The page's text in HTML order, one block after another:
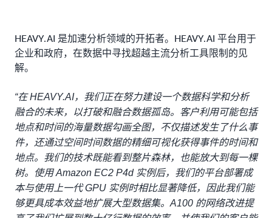
HEAVY.AI 是加速分析领域的开拓者。HEAVY.AI 平台用于
企业和政府，在数据中寻找超越主流分析工具限制的见
解。
“在 HEAVY.AI，我们正在努力建设一个数据科学和分析
融合的未来，以打破和融合数据孤岛。客户利用可能包括
地点和时间的海量数据勾画全图，不仅描述发生了什么事
件，还通过空间时间数据的精细可视化获得事件的时间和
地点。我们的技术既能看到整片森林，也能放大到每一棵
树。使用 Amazon EC2 P4d 实例后，我们的平台部署成
本与使用上一代 GPU 实例时相比显著降低，因此我们能
够更具成本效益地扩展大型数据集。A100 的网络改进提